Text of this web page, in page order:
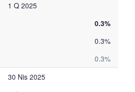
1 Q 2025
0.3%
0.3%
0.3%
30 Nis 2025